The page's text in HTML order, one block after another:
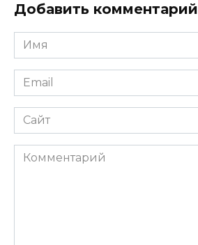
Добавить комментарий
Имя
Email
Сайт
Комментарий